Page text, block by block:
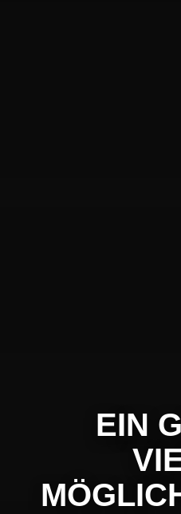
EIN